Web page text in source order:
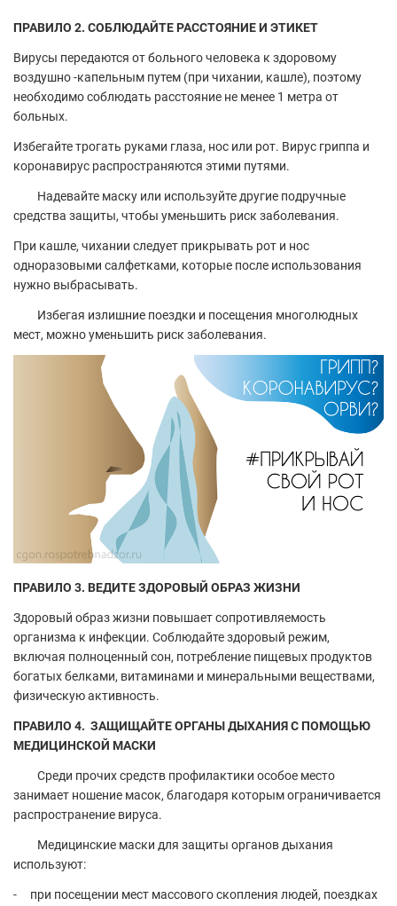
ПРАВИЛО 2. СОБЛЮДАЙТЕ РАССТОЯНИЕ И ЭТИКЕТ
Вирусы передаются от больного человека к здоровому
воздушно -капельным путем (при чихании, кашле), поэтому
необходимо соблюдать расстояние не менее 1 метра от
больных.
Избегайте трогать руками глаза, нос или рот. Вирус гриппа и
коронавирус распространяются этими путями.
Надевайте маску или используйте другие подручные
средства защиты, чтобы уменьшить риск заболевания.
При кашле, чихании следует прикрывать рот и нос
одноразовыми салфетками, которые после использования
нужно выбрасывать.
Избегая излишние поездки и посещения многолюдных
мест, можно уменьшить риск заболевания.
ПРАВИЛО 3. ВЕДИТЕ ЗДОРОВЫЙ ОБРАЗ ЖИЗНИ
Здоровый образ жизни повышает сопротивляемость
организма к инфекции. Соблюдайте здоровый режим,
включая полноценный сон, потребление пищевых продуктов
богатых белками, витаминами и минеральными веществами,
физическую активность.
ПРАВИЛО 4. ЗАЩИЩАЙТЕ ОРГАНЫ ДЫХАНИЯ С ПОМОЩЬЮ
МЕДИЦИНСКОЙ МАСКИ
Среди прочих средств профилактики особое место
занимает ношение масок, благодаря которым ограничивается
распространение вируса.
Медицинские маски для защиты органов дыхания
используют:
- при посещении мест массового скопления людей, поездках